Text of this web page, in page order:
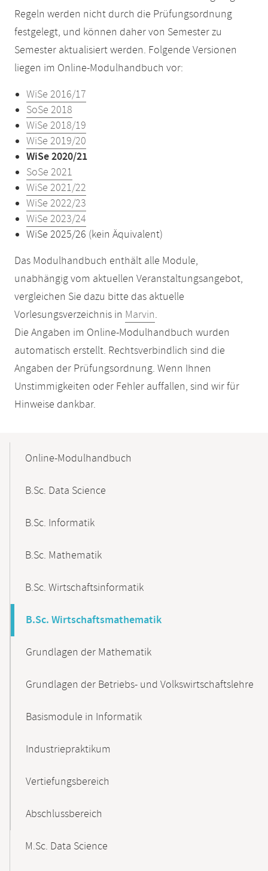
Regeln werden nicht durch die Prüfungsordnung
festgelegt, und können daher von Semester zu
Semester aktualisiert werden. Folgende Versionen
liegen im Online-Modulhandbuch vor:
WiSe 2016/17
SoSe 2018
WiSe 2018/19
WiSe 2019/20
WiSe 2020/21
SoSe 2021
WiSe 2021/22
WiSe 2022/23
WiSe 2023/24
WiSe 2025/26 (kein Äquivalent)
Das Modulhandbuch enthält alle Module,
unabhängig vom aktuellen Veranstaltungsangebot,
vergleichen Sie dazu bitte das aktuelle
Vorlesungsverzeichnis in Marvin.
Die Angaben im Online-Modulhandbuch wurden
automatisch erstellt. Rechtsverbindlich sind die
Angaben der Prüfungsordnung. Wenn Ihnen
Unstimmigkeiten oder Fehler auffallen, sind wir für
Hinweise dankbar.
NavigationOnline-Modulhandbuch
B.Sc. Data Science
B.Sc. Informatik
B.Sc. Mathematik
B.Sc. Wirtschaftsinformatik
B.Sc. Wirtschaftsmathematik
Grundlagen der Mathematik
Grundlagen der Betriebs- und Volkswirtschaftslehre
Basismodule in Informatik
Industriepraktikum
Vertiefungsbereich
Abschlussbereich
M.Sc. Data Science